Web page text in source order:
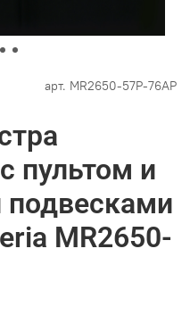
арт. MR2650-57P-76AP
пультом и
MR2650-